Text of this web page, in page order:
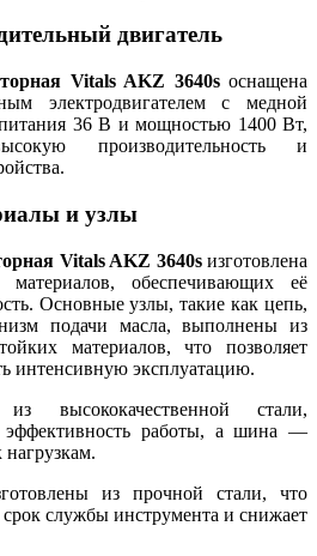
двигатель
Vitals AKZ 3640sоснащена
электродвигателем с медной
36 В и мощностью 1400 Вт,
производительность и
и узлы
Vitals AKZ 3640sизготовлена
материалов, обеспечивающих её
Основные узлы, такие как цепь,
подачи масла, выполнены из
материалов, что позволяет
интенсивную эксплуатацию.
высококачественной стали,
эффективность работы, а шина —
из прочной стали, что
срок службы инструмента и снижает